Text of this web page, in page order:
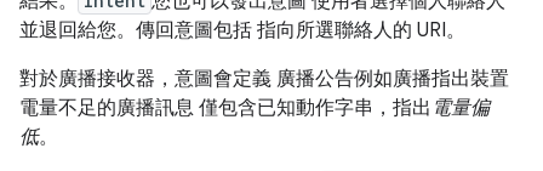
並退回給您。傳回意圖包括 指向所選聯絡人的 URI。
對於廣播接收器，意圖會定義 廣播公告例如廣播指出裝置
電量不足的廣播訊息 僅包含已知動作字串，指出 電量偏
低。